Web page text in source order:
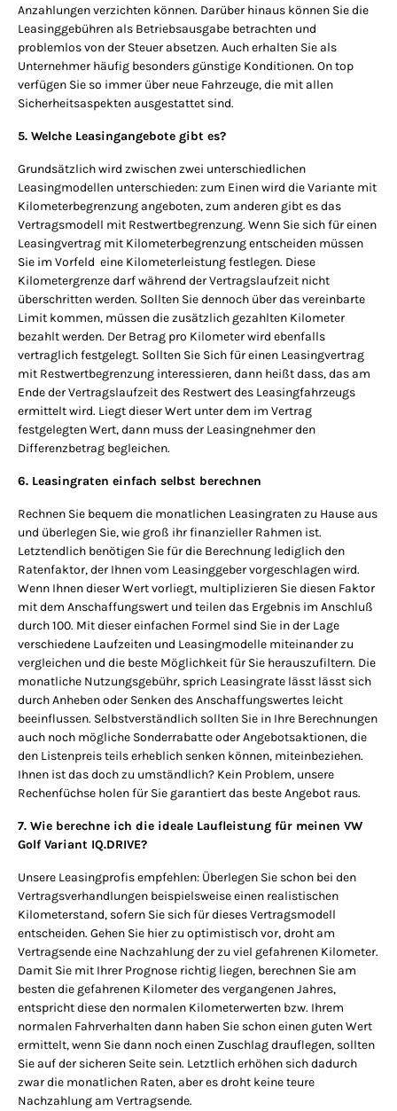
Anzahlungen verzichten können. Darüber hinaus können Sie die
Leasinggebühren als Betriebsausgabe betrachten und
problemlos von der Steuer absetzen. Auch erhalten Sie als
Unternehmer häufig besonders günstige Konditionen. On top
verfügen Sie so immer über neue Fahrzeuge, die mit allen
Sicherheitsaspekten ausgestattet sind.
5. Welche Leasingangebote gibt es?
Grundsätzlich wird zwischen zwei unterschiedlichen
Leasingmodellen unterschieden: zum Einen wird die Variante mit
Kilometerbegrenzung angeboten, zum anderen gibt es das
Vertragsmodell mit Restwertbegrenzung. Wenn Sie sich für einen
Leasingvertrag mit Kilometerbegrenzung entscheiden müssen
Sie im Vorfeld eine Kilometerleistung festlegen. Diese
Kilometergrenze darf während der Vertragslaufzeit nicht
überschritten werden. Sollten Sie dennoch über das vereinbarte
Limit kommen, müssen die zusätzlich gezahlten Kilometer
bezahlt werden. Der Betrag pro Kilometer wird ebenfalls
vertraglich festgelegt. Sollten Sie Sich für einen Leasingvertrag
mit Restwertbegrenzung interessieren, dann heißt dass, das am
Ende der Vertragslaufzeit des Restwert des Leasingfahrzeugs
ermittelt wird. Liegt dieser Wert unter dem im Vertrag
festgelegten Wert, dann muss der Leasingnehmer den
Differenzbetrag begleichen.
6. Leasingraten einfach selbst berechnen
Rechnen Sie bequem die monatlichen Leasingraten zu Hause aus
und überlegen Sie, wie groß ihr finanzieller Rahmen ist.
Letztendlich benötigen Sie für die Berechnung lediglich den
Ratenfaktor, der Ihnen vom Leasinggeber vorgeschlagen wird.
Wenn Ihnen dieser Wert vorliegt, multiplizieren Sie diesen Faktor
mit dem Anschaffungswert und teilen das Ergebnis im Anschluß
durch 100. Mit dieser einfachen Formel sind Sie in der Lage
verschiedene Laufzeiten und Leasingmodelle miteinander zu
vergleichen und die beste Möglichkeit für Sie herauszufiltern. Die
monatliche Nutzungsgebühr, sprich Leasingrate lässt lässt sich
durch Anheben oder Senken des Anschaffungswertes leicht
beeinflussen. Selbstverständlich sollten Sie in Ihre Berechnungen
auch noch mögliche Sonderrabatte oder Angebotsaktionen, die
den Listenpreis teils erheblich senken können, miteinbeziehen.
Ihnen ist das doch zu umständlich? Kein Problem, unsere
Rechenfüchse holen für Sie garantiert das beste Angebot raus.
7. Wie berechne ich die ideale Laufleistung für meinen VW
Golf Variant IQ.DRIVE?
Unsere Leasingprofis empfehlen: Überlegen Sie schon bei den
Vertragsverhandlungen beispielsweise einen realistischen
Kilometerstand, sofern Sie sich für dieses Vertragsmodell
entscheiden. Gehen Sie hier zu optimistisch vor, droht am
Vertragsende eine Nachzahlung der zu viel gefahrenen Kilometer.
Damit Sie mit Ihrer Prognose richtig liegen, berechnen Sie am
besten die gefahrenen Kilometer des vergangenen Jahres,
entspricht diese den normalen Kilometerwerten bzw. Ihrem
normalen Fahrverhalten dann haben Sie schon einen guten Wert
ermittelt, wenn Sie dann noch einen Zuschlag drauflegen, sollten
Sie auf der sicheren Seite sein. Letztlich erhöhen sich dadurch
zwar die monatlichen Raten, aber es droht keine teure
Nachzahlung am Vertragsende.